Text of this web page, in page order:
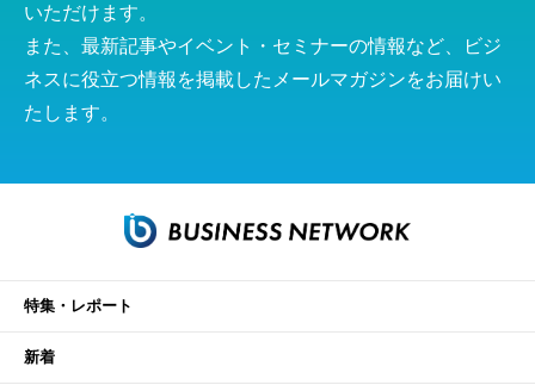
いただけます。
また、最新記事やイベント・セミナーの情報など、ビジ
ネスに役立つ情報を掲載したメールマガジンをお届けい
たします。
特集・レポート
新着